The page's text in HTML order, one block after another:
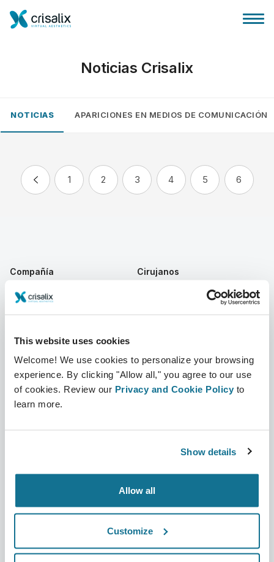
This website uses cookies
Welcome! We use cookies to personalize your browsing
experience. By clicking "Allow all," you agree to our use
of cookies. Review our Privacy and Cookie Policy to
learn more.
Show details
Allow all
Customize
Planes y Precios
Noticias Crisalix
NOTICIAS APARICIONES EN MEDIOS DE COMUNICACIÓN
1 2 3 4 5 6
Compañía
Sobre nosotros
Noticias
Eventos
Cirujanos
Sección Cirujanos
Reseñas de pacientes
Customer Stories
Buscar un Cirujano Crisalix Centro de ayuda